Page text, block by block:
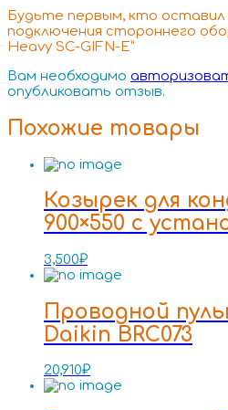
Будьте первым, кто оставил
подключения стороннего
Heavy SC-GIFN-E”
Вам необходимо
опубликовать отзыв.
Похожие товары
Козырек для
900×550 с
3,500₽
Проводной
Daikin BRC073
20,910₽